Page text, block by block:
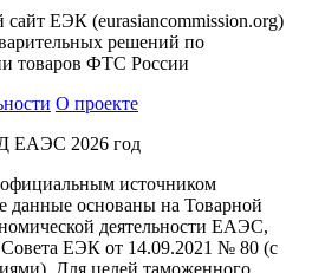
ЕЭК (eurasiancommission.org)
решений по
товаров ФТС России
О проекте
ЕАЭС 2026 год
источником
основаны на Товарной
деятельности ЕАЭС,
ЕЭК от 14.09.2021 № 80 (с
Для целей таможенного